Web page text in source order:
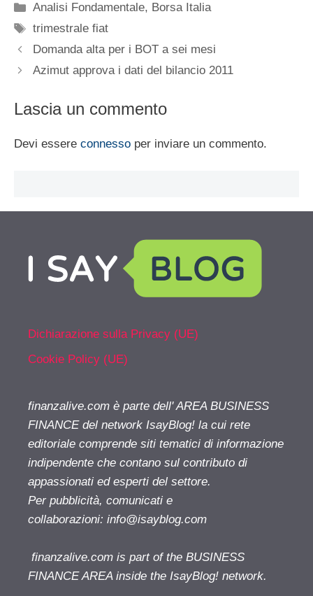
Categorie
Analisi Fondamentale, Borsa Italia
Tag
trimestrale fiat
Domanda alta per i BOT a sei mesi
Azimut approva i dati del bilancio 2011
Lascia un commento
Devi essere connesso per inviare un commento.
Dichiarazione sulla Privacy (UE)
Cookie Policy (UE)
finanzalive.com è parte dell' AREA BUSINESS
FINANCE del network IsayBlog! la cui rete
editoriale comprende siti tematici di informazione
indipendente che contano sul contributo di
appassionati ed esperti del settore.
Per pubblicità, comunicati e
collaborazioni: info@isayblog.com
finanzalive.com is part of the BUSINESS
FINANCE AREA inside the IsayBlog! network.